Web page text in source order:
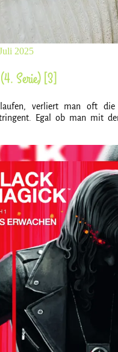
2025
Serie) [3]
verliert man oft die
Egal ob man mit